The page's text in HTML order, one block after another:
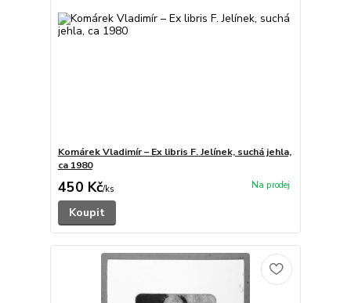
Komárek Vladimír – Ex libris F. Jelínek, suchá jehla,
ca 1980
450 Kč/ks
Koupit